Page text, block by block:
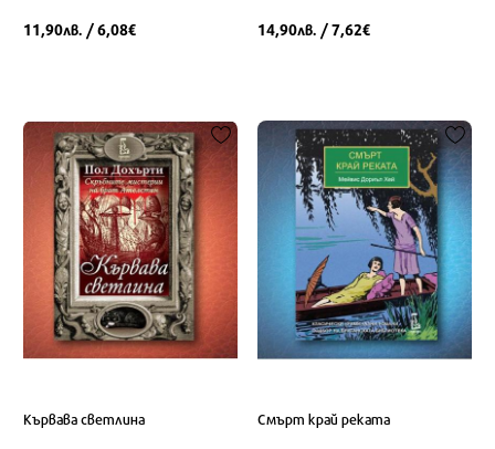
11,90лв. / 6,08€ 14,90лв. / 7,62€
Кървава светлина Смърт край реката